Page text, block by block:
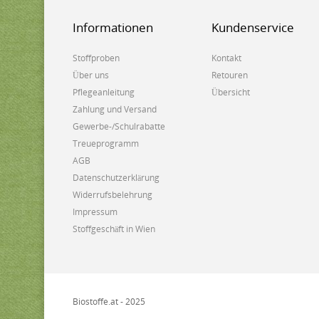
Informationen
Stoffproben
Über uns
Pflegeanleitung
Zahlung und Versand
Gewerbe-/Schulrabatte
Treueprogramm
AGB
Datenschutzerklärung
Widerrufsbelehrung
Impressum
Stoffgeschäft in Wien
Kundenservice
Kontakt
Retouren
Übersicht
Biostoffe.at - 2025